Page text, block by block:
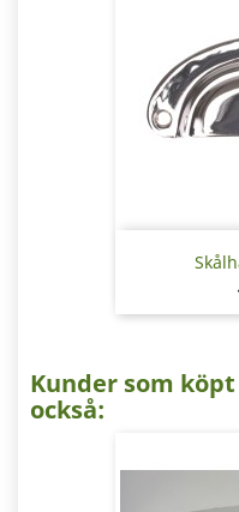
Kunder som
också: